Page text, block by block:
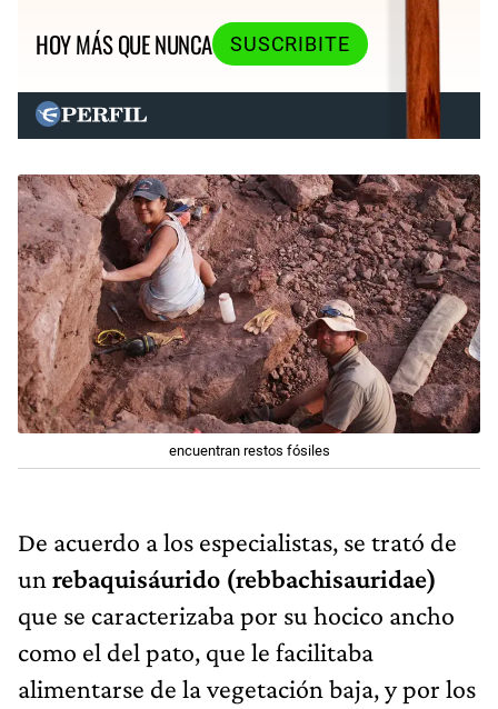
HOY MÁS QUE NUNCA
SUSCRIBITE
encuentran restos fósiles
De acuerdo a los especialistas, se trató de
un rebaquisáurido (rebbachisauridae)
que se caracterizaba por su hocico ancho
como el del pato, que le facilitaba
alimentarse de la vegetación baja, y por los